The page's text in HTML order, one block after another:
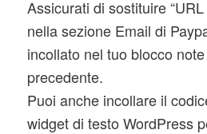
Assicurati di sostituire
nella sezione Email di
incollato nel tuo blocco
precedente.
Puoi anche incollare il
widget di testo WordPress